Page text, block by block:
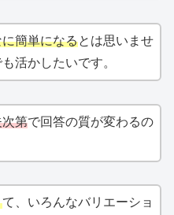
簡単になるとは思いませ
活かしたいです。
第で回答の質が変わるの
て、いろんなバリエーショ